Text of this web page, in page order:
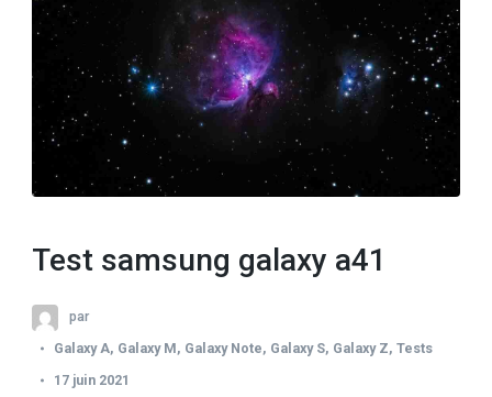
Test samsung galaxy a41
par
Galaxy A, Galaxy M, Galaxy Note, Galaxy S, Galaxy Z, Tests
17 juin 2021